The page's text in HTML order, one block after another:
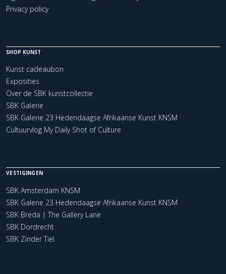
Privacy policy
SHOP KUNST
Kunst cadeaubon
Exposities
Over de SBK kunstcollectie
SBK Galerie
SBK Galerie 23 Hedendaagse Afrikaanse Kunst KNSM
Cultuurvlog My Daily Shot of Culture
VESTIGINGEN
SBK Amsterdam KNSM
SBK Galerie 23 Hedendaagse Afrikaanse Kunst KNSM
SBK Breda | The Gallery Lane
SBK Dordrecht
SBK Zinder Tiel